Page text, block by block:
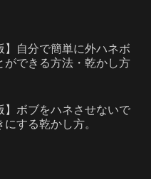
】自分で簡単に外ハネボ
ができる方法・乾かし方
】ボブをハネさせないで
する乾かし方。